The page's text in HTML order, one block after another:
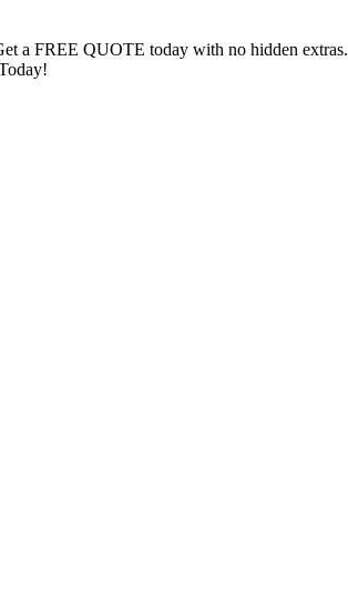
a FREE QUOTE today with no hidden extras.